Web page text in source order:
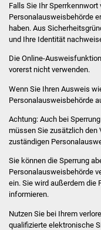
Falls Sie Ihr Sperrkennwort
Personalausweisbehörde
haben. Aus
und Ihre Identität
Die Online-
vorerst nicht verwenden.
Wenn Sie Ihren Ausweis
Personalausweisbehörde
Achtung: Auch bei
müssen Sie zusätzlich den
zuständigen
Sie können die Sperrung
Personalausweisbehörde
ein. Sie wird außerdem die
informieren.
Nutzen Sie bei Ihrem
qualifizierte elektronische